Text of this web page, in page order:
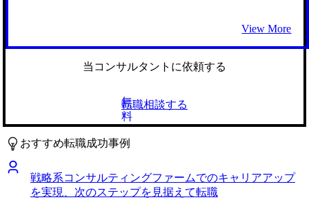
密なコミュニケーションのおかげで心から納得のいく企業に
内定をいただけて良かったです。自分の興味があった医療業
界もそうですが、石崎さんが面談を通じてより根源的な仕事
た。 良かった点と少し繋がってくるのですが、最初から業
界を絞りすぎていたのは反省かなと思っています。枠に当て
はめるのではなく、より自身の本質的な部分としっかり対話
を行ってから、向かうべき方向を定めるべきだと今は思って
います。 転職前は年収650万円、転職後は年収700万円にな
りました。
パスの将来性に不安を感じ、業務の一部ではなく、経営全体
に対してより根本的かつ戦略的な解決策を打ち出せるフィー
ルドで働きたいと思い転職を決意しました。 サプライチェ
体の課題を俯瞰して捉える必要性を強く実感しました。これ
までの業務で得た知見を活かし、より戦略的な視点から企業
の全体的な改革を支援できる環境として、コンサルティング
ファームに大きな魅力を感じたのが背景です。 3社です。 担
当の石崎さんが、私の現場での経験をどのようにコンサルテ
ィングの武器に変えられるか、具体的なケース面接練習や自
己の専門性の言語化・構造化に対して非常に丁寧にサポート
してくださったことが理由です。石崎さんの支援を通じ、業
View More
当コンサルタントに依頼する
無
料
転職相談する
おすすめ転職成功事例
戦略系コンサルティングファームでのキャリアアップ
を実現、次のステップを見据えて転職